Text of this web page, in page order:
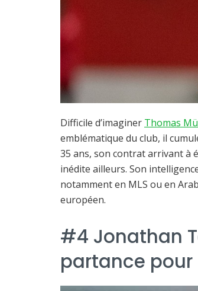
Difficile d’imaginer Thomas
emblématique du club, il
35 ans, son contrat arrivant à
inédite ailleurs. Son
notamment en MLS ou en
européen.
#4 Jonathan
partance pour